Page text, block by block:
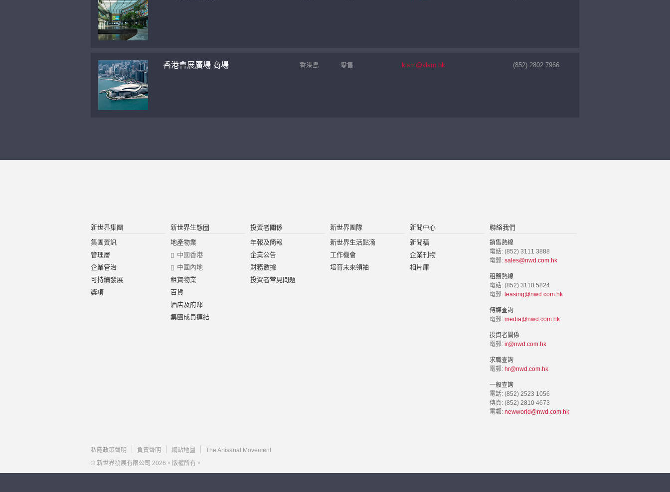
香港會展廣場 商場 香港島 零售 klsm@klsm.hk (852) 2802 7966
新世界集團
集團資訊
管理層
企業管治
可持續發展
獎項
新世界生態圈
地產物業
中國香港
中國內地
租賃物業
百貨
酒店及府邸
集團成員連結
投資者關係
年報及簡報
企業公告
財務數據
投資者常見問題
新世界團隊
新世界生活點滴
工作機會
培育未來領袖
新聞中心
新聞稿
企業刊物
相片庫
聯絡我們
銷售熱線
電話: (852) 3111 3888
電郵: sales@nwd.com.hk
租務熱線
電話: (852) 3110 5824
電郵: leasing@nwd.com.hk
傳媒查詢
電郵: media@nwd.com.hk
投資者關係
電郵: ir@nwd.com.hk
求職查詢
電郵: hr@nwd.com.hk
一般查詢
電話: (852) 2523 1056
傳真: (852) 2810 4673
電郵: newworld@nwd.com.hk
私隱政策聲明 負責聲明 網站地圖
The Artisanal Movement
© 新世界發展有限公司 2026。版權所有。